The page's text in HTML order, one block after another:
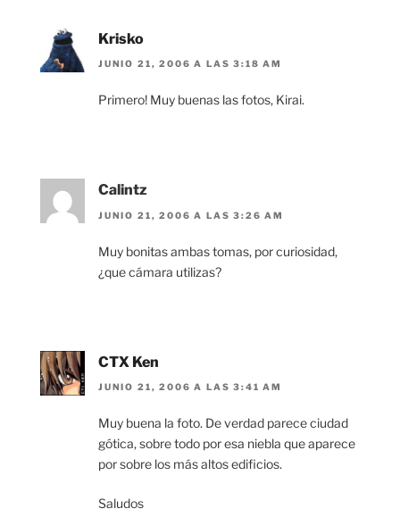
Krisko
JUNIO 21, 2006 A LAS 3:18 AM
Primero! Muy buenas las fotos, Kirai.
Calintz
JUNIO 21, 2006 A LAS 3:26 AM
Muy bonitas ambas tomas, por curiosidad,
¿que cámara utilizas?
CTX Ken
JUNIO 21, 2006 A LAS 3:41 AM
Muy buena la foto. De verdad parece ciudad
gótica, sobre todo por esa niebla que aparece
por sobre los más altos edificios.
Saludos